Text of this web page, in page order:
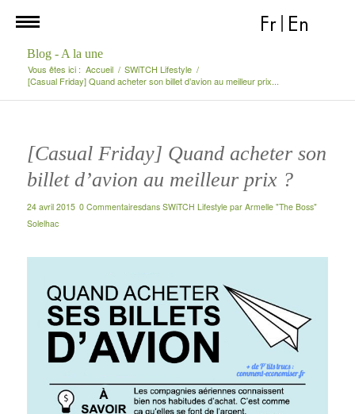
Fr En
Blog - A la une
Vous êtes ici : Accueil / SWiTCH Lifestyle /
[Casual Friday] Quand acheter son billet d’avion au meilleur prix...
[Casual Friday] Quand acheter son
billet d’avion au meilleur prix ?
24 avril 2015 0 Commentairesdans SWiTCH Lifestyle par Armelle "The Boss"
Solelhac